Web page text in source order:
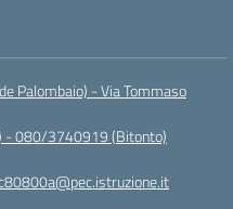
Palombaio) - Via Tommaso
- 080/3740919 (Bitonto)